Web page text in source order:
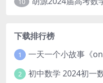
下载排行榜
1
2